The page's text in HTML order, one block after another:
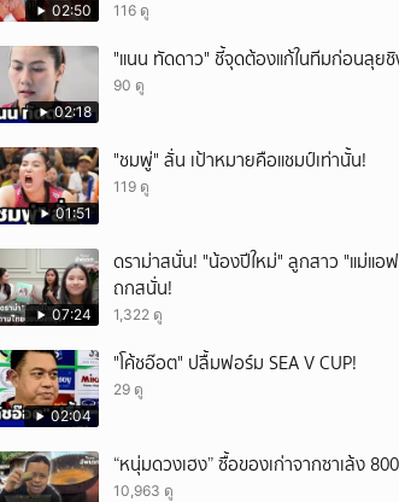
02:50 116 ดู
02:18
"แนน ทัดดาว" ชี้จุดต้องแก้ในทีมก่อนลุยชิ
90 ดู
01:51
"ชมพู่" ลั่น เป้าหมายคือแชมป์เท่านั้น!
119 ดู
07:24
ดราม่าสนั่น! "น้องปีใหม่" ลูกสาว "แม่แอ
ถกสนั่น!
1,322 ดู
02:04
"โค้ชอ๊อต" ปลื้มฟอร์ม SEA V CUP!
29 ดู
“หนุ่มดวงเฮง” ซื้อของเก่าจากซาเล้ง
10,963 ดู